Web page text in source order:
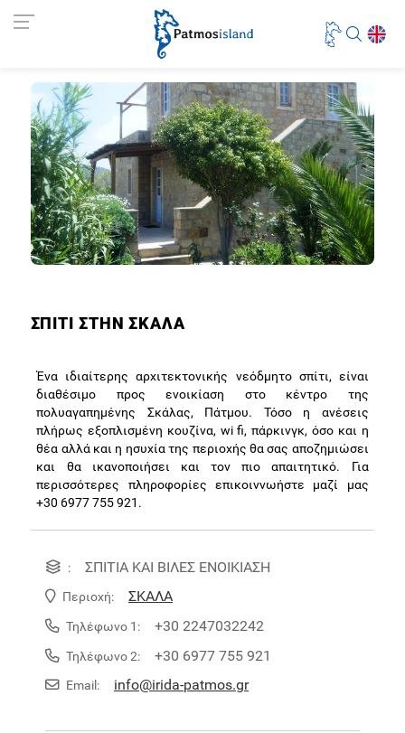
ΣΠΙΤΙ ΣΤΗΝ ΣΚΑΛΑ
Ένα ιδιαίτερης αρχιτεκτονικής νεόδμητο σπίτι, είναι
διαθέσιμο προς ενοικίαση στο κέντρο της
πολυαγαπημένης Σκάλας, Πάτμου. Τόσο η ανέσεις
πλήρως εξοπλισμένη κουζίνα, wi fi, πάρκινγκ, όσο και η
θέα αλλά και η ησυχία της περιοχής θα σας αποζημιώσει
και θα ικανοποιήσει και τον πιο απαιτητικό. Για
περισσότερες πληροφορίες επικοιννωήστε μαζί μας
+30 6977 755 921.
: ΣΠΙΤΙΑ ΚΑΙ ΒΙΛΕΣ ΕΝΟΙΚΙΑΣΗ
Περιοχή: ΣΚΑΛΑ
Τηλέφωνο 1: +30 2247032242
Τηλέφωνο 2: +30 6977 755 921
Email: info@irida-patmos.gr